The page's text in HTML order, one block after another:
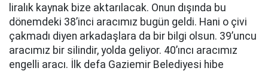
liralık kaynak bize aktarılacak. Onun dışında bu
dönemdeki 38’inci aracımız bugün geldi. Hani o çivi
çakmadı diyen arkadaşlara da bir bilgi olsun. 39’uncu
aracımız bir silindir, yolda geliyor. 40’ıncı aracımız
engelli aracı. İlk defa Gaziemir Belediyesi hibe